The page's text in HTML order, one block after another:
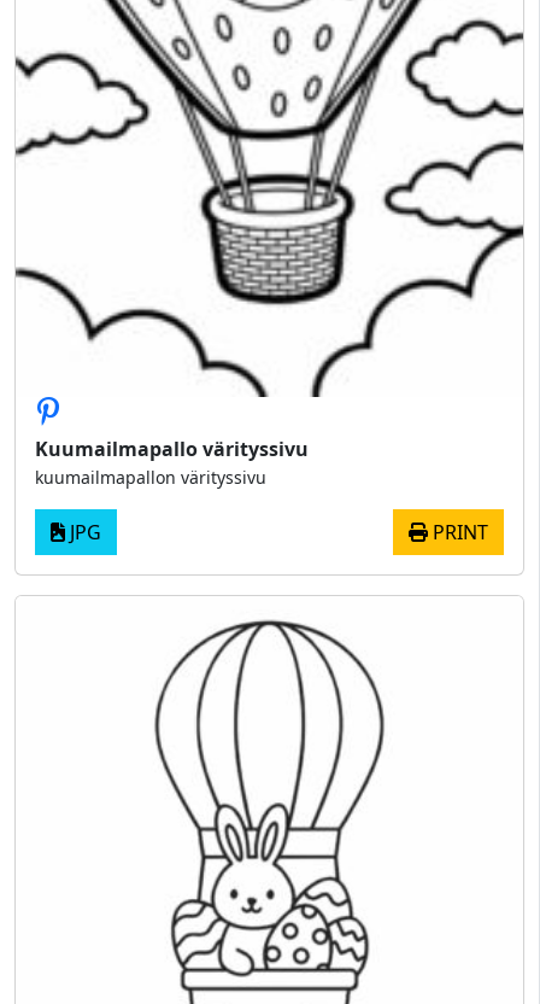
Kuumailmapallo värityssivu
kuumailmapallon värityssivu
JPG PRINT